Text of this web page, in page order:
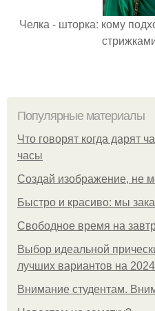
Челка - шторка: кому
Популярные материалы
Что говорят когда дарят
часы
Создай изображение, не
Быстро и красиво: мы
Свободное время на
Выбор идеальной
лучших вариантов на 2024
Внимание студентам.